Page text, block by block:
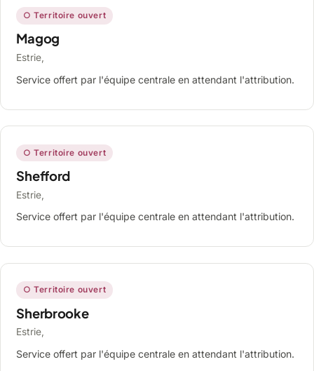
○ Territoire ouvert
Magog
Estrie,
Service offert par l'équipe centrale en attendant l'attribution.
○ Territoire ouvert
Shefford
Estrie,
Service offert par l'équipe centrale en attendant l'attribution.
○ Territoire ouvert
Sherbrooke
Estrie,
Service offert par l'équipe centrale en attendant l'attribution.